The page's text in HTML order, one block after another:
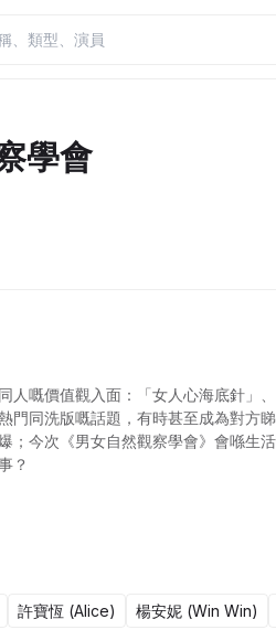
學會
人嘅價值觀入面：「女人心海底針」
門同洗版嘅話題，有時甚至成為對方
；今次《男女自然觀察學會》會喺生
？
許寶恆 (Alice) 楊安妮 (Win Win)